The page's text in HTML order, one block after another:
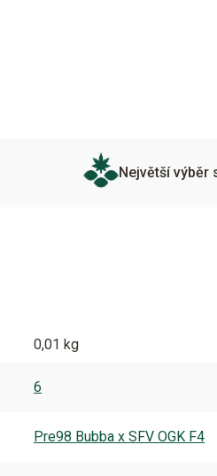
Největší výběr
0,01 kg
6
Pre98 Bubba x SFV OGK F4